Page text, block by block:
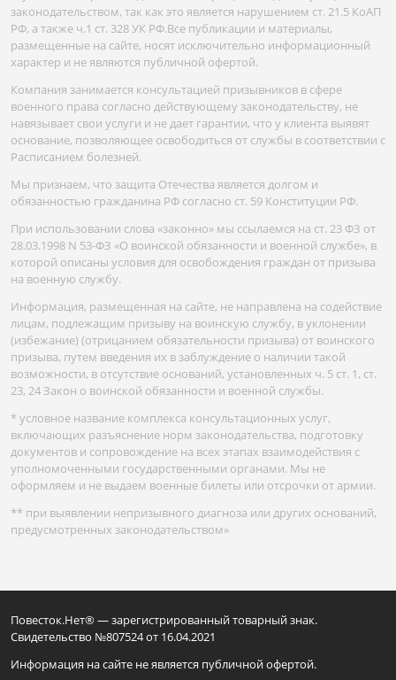
законодательством, так как это является нарушением ст. 21.5 КоАП
РФ, а также ч.1 ст. 328 УК РФ.Все публикации и материалы,
размещенные на сайте, носят исключительно информационный
характер и не являются публичной офертой.
Компания занимается консультацией призывников в сфере
военного права согласно действующему законодательству, не
навязывает свои услуги и не дает гарантии, что у клиента выявят
основание, позволяющее освободиться от службы в соответствии с
Расписанием болезней.
Мы признаем, что защита Отечества является долгом и
обязанностью гражданина РФ согласно ст. 59 Конституции РФ.
При использовании слова «законно» мы ссылаемся на ст. 23 ФЗ от
28.03.1998 N 53-ФЗ «О воинской обязанности и военной службе», в
которой описаны условия для освобождения граждан от призыва
на военную службу.
Информация, размещенная на сайте, не направлена на содействие
лицам, подлежащим призыву на воинскую службу, в уклонении
(избежание) (отрицанием обязательности призыва) от воинского
призыва, путем введения их в заблуждение о наличии такой
возможности, в отсутствие оснований, установленных ч. 5 ст. 1, ст.
23, 24 Закон о воинской обязанности и военной службы.
* условное название комплекса консультационных услуг,
включающих разъяснение норм законодательства, подготовку
документов и сопровождение на всех этапах взаимодействия с
уполномоченными государственными органами. Мы не
оформляем и не выдаем военные билеты или отсрочки от армии.
** при выявлении непризывного диагноза или других оснований,
предусмотренных законодательством»
Повесток.Нет® — зарегистрированный товарный знак.
Свидетельство №807524 от 16.04.2021
Информация на сайте не является публичной офертой.